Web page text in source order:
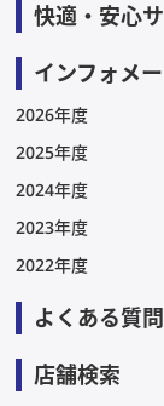
快適・安心
インフォメ
2026年度
2025年度
2024年度
2023年度
2022年度
よくある質問
店舗検索